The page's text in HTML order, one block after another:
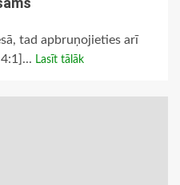
tad apbruņojieties arī
Lasīt tālāk